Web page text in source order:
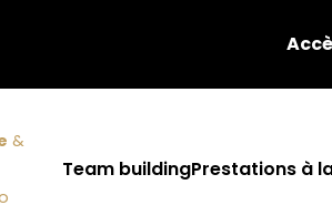
&
Team buildingPrestations à